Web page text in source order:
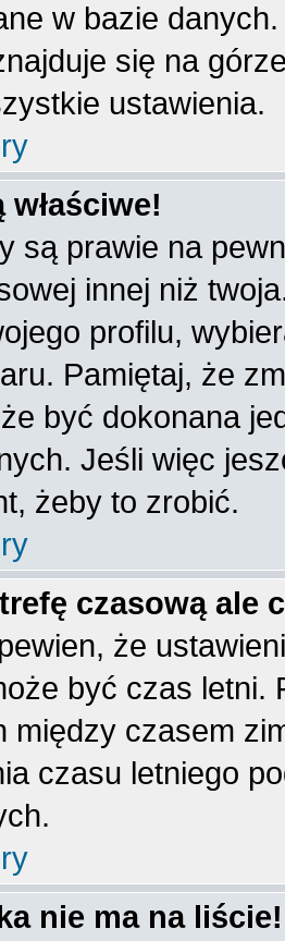
w bazie
się na
ustawienia.
właściwe!
są prawie na
innej niż
profilu,
Pamiętaj, że
być dokonana
Jeśli więc
żeby to zrobić.
czasową ale
że
być czas letni.
między czasem
czasu letniego
nie ma na liście!